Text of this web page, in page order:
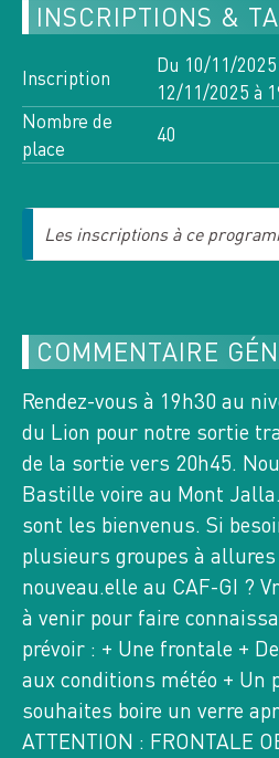
5
RANDO PLUS
LE BEC CHARVET
SA
n°12721
RANDO PLUS
LE RETOUR DE
8
SA
AOÛT
2
0
n°13476
RANDO DU DIMANCHE
POINTE DE LA GRANDE
- REFUGE DES
PROGRAMME
INSCRIPTIONS &
Inscription
Du 10/11/
12/11/2025 à
Nombre de
place
40
Les inscriptions à ce
COMMENTAIRE
Rendez-vous à 19h30 au
du Lion pour notre sortie
de la sortie vers 20h45.
Bastille voire au Mont
sont les bienvenus. Si
plusieurs groupes à
nouveau.elle au CAF-GI ?
à venir pour faire
prévoir : + Une frontale +
aux conditions météo + Un
souhaites boire un verre
ATTENTION : FRONTALE